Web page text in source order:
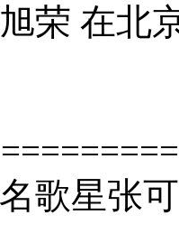
荣 在北
歌星张